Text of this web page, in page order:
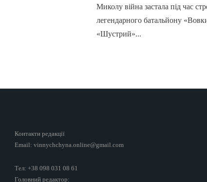
Миколу війна застала під час
легендарного батальйону
«Шустрий»...
Контакти редакції
Email: vinnychchyna.online@gmail.com
Тел: +38 098 031 08 61
Головний редактор: